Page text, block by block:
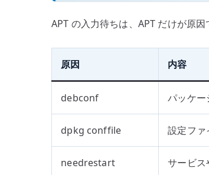
APT の入力待ちは、APT だけが原
原因 内容
debconf パッケー
dpkg conffile 設定ファ
needrestart サービス